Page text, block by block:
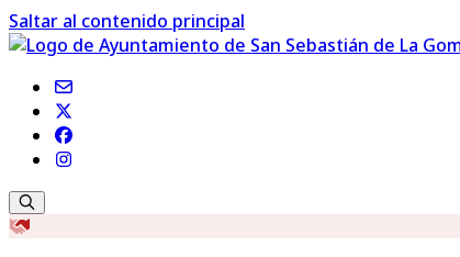
Saltar al contenido principal